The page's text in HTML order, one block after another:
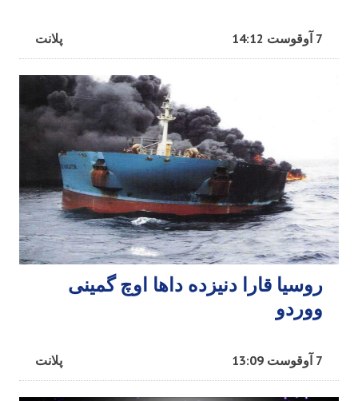
پلانت 7 آوقوست 14:12
روسیا قارا دنیزده داها اوچ گمینی
ووردو
پلانت 7 آوقوست 13:09